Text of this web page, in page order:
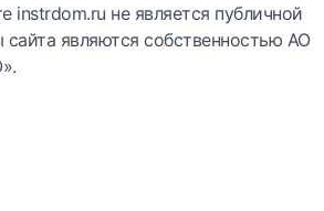
instrdom.ru не является публичной
являются собственностью АО